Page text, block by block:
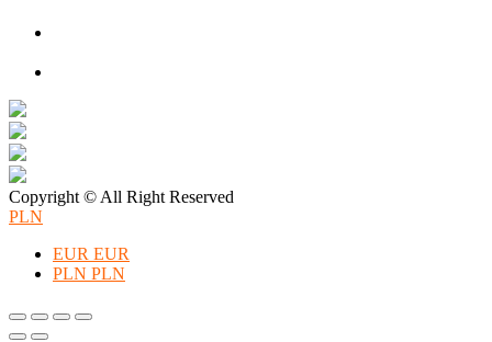
Copyright © All Right Reserved
PLN
EUR EUR
PLN PLN